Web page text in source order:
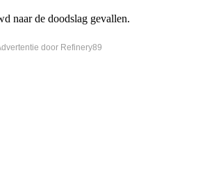
naar de doodslag gevallen.
door Refinery89